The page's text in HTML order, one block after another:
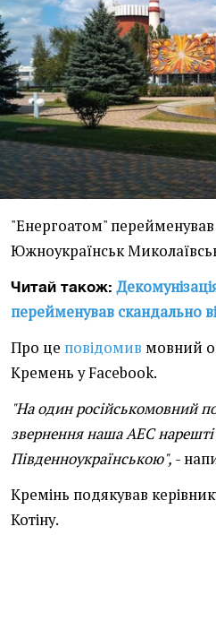
"Енергоатом" перейменував
Южноукраїнськ
Читай також:
перейменував скандально
Про це повідомив мовний
Кремень у Facebook.
"На один російськомовний
звернення наша АЕС нарешті
Південноукраїнською", -
Кремінь подякував
Котіну.